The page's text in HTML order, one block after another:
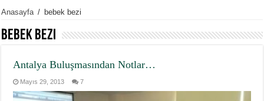
Anasayfa / bebek bezi
bebek bezi
Antalya Buluşmasından Notlar…
Mayıs 29, 2013 7